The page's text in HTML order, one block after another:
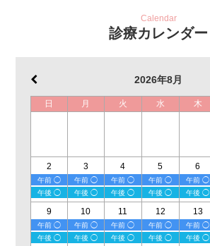
Calendar
診療カレンダー
2026年8月
日 月 火 水 木
2
午前 ◯
午後 ◯
3
午前 ◯
午後 ◯
4
午前 ◯
午後 ◯
5
午前 ◯
午後 ◯
6
午前 ◯
午後 ◯
9
午前 ◯
午後 ◯
10
午前 ◯
午後 ◯
11
午前 ◯
午後 ◯
12
午前 ◯
午後 ◯
13
午前 ◯
午後 ◯